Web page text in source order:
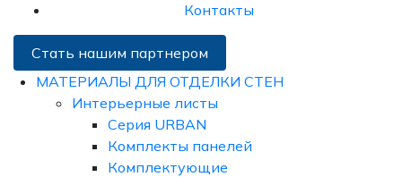
Контакты
Стать нашим партнером
МАТЕРИАЛЫ ДЛЯ ОТДЕЛКИ СТЕН
Интерьерные листы
Серия URBAN
Комплекты панелей
Комплектующие